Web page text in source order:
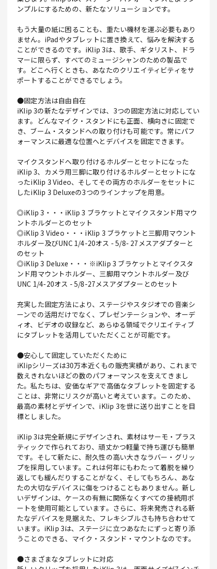
ンプルにするための、新たなソリューションです。
もう大量の紙に困ることも、重たい機材を運ぶ必要もあり
ません。iPadやタブレットに置き換えて、悩みを解決する
ことができるのです。iKlip 3は、歌手、ギタリスト、ドラ
マーに限らず、すべてのミュージシャンのための製品で
す。どこへ行くときも、あなたのクリエイティビティをサ
ポートすることができるでしょう。
●固定方法は自由自在
iKlip 3の新たなデザインでは、3つの固定方法に対応してい
ます。どんなマイク・スタンドにも正面、横向きに固定で
き、ブーム・スタンドへの取り付けも可能です。常にパフ
ォーマンスに最適な位置へとデバイスを固定できます。
マイクスタンドへ取り付けるホルダーとセットになった
iKlip 3、カメラ用三脚に取り付けるホルダーとセットにな
ったiKlip 3 Video、そしてその両方のホルダーをセットに
したiKlip 3 Deluxeの3つのラインナップを用意。
◎iKlip 3・・・iKlip 3 ブラケットとマイクスタンド用マウ
ントホルダーとのセット
◎iKlip 3 Video・・・iKlip 3 ブラケットと三脚用マウント
ホルダー及びUNC 1/4-20オス - 5/8- 27メスアダプターと
のセット
◎iKlip 3 Deluxe・・・※iKlip 3 ブラケットとマイクスタ
ンド用マウントホルダー、三脚用マウントホルダー及び
UNC 1/4-20オス - 5/8-27メスアダプターとのセット
充実した固定方法により、ステージやスタジオでの音楽シ
ーンでの活用だけでなく、プレゼンテーションや、オーデ
ィオ、ビデオの収録など、あらゆる領域でクリエイティブ
にタブレットを活用していただくことが可能です。
●安心して固定していただくために
iKlipシリーズは30万本近くもの販売実績があり、これまで
数えきれないほどの数のパフォーマンスを支えてきまし
た。私たちは、安価なギアで高価なタブレットを固定する
ことは、非常にリスクが高いと考えています。このため、
最高の素材とデザインで、iKlip 3を世に送り出すことを目
標としました。
iKlip 3は完全新規にデザインされ、素材はサーモ・プラス
ティックで作られており、頑丈かつ軽量で持ち運びも簡単
です。そして新たに、耐久性の高い大きなラバー・グリッ
プを採用しています。これは何年にもわたって着脱を繰り
返しても緩んだりすることがなく、そしてもちろん、あな
たの大切なデバイスに傷をつけることもありません。新し
いデザインは、ケースの有無に関係なくすべての接続用ポ
ートを使用可能としています。さらに、将来発売される新
たなデバイスを見据えた、フレキシブルさも持ち合わせて
います。iKlip 3は、ステージに立つあなたにずっと寄り添
うことのできる、マイク・スタンド・マウントなのです。
●さまざまなタブレットに対応